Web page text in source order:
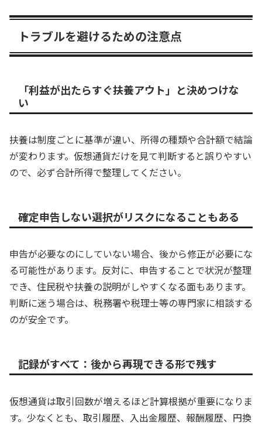
トラブルを避けるための注意点
「利益が出たらすぐ扶養アウト」と決めつけな
い
扶養は制度ごとに基準が違い、所得の種類や合計額で結論
が変わります。仮想通貨だけを見て判断すると誤りやすい
ので、必ず合計所得で整理してください。
確定申告しない選択がリスクになることもある
申告が必要なのにしていない場合、後から修正が必要にな
る可能性があります。反対に、申告することで状況が整理
でき、住民税や扶養の説明がしやすくなる面もあります。
判断に迷う場合は、税務署や税理士等の専門家に相談する
のが安全です。
記録がすべて：後から再現できる形で残す
仮想通貨は取引回数が増えるほど計算根拠が重要になりま
す。少なくとも、取引履歴、入出金履歴、報酬履歴、円換